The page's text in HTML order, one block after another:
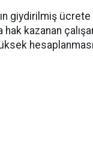
giydirilmiş
hak kazanan